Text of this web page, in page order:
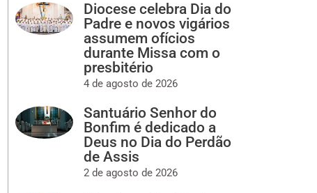
Diocese celebra Dia do
Padre e novos vigários
assumem ofícios
durante Missa com o
presbitério
4 de agosto de 2026
Santuário Senhor do
Bonfim é dedicado a
Deus no Dia do Perdão
de Assis
2 de agosto de 2026